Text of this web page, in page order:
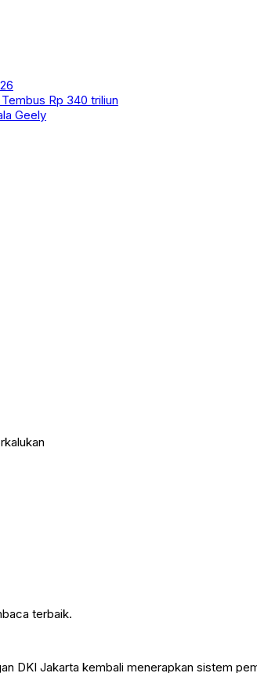
Rp 340 triliun
Geely
terbaik.
DKI Jakarta kembali menerapkan sistem